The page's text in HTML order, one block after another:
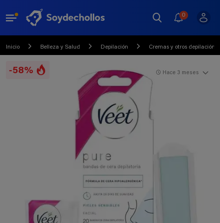
0
Inicio Belleza y Salud Depilación Cremas y otros depilación
-58% Hace 3 meses